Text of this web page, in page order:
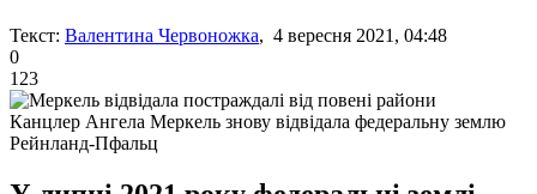
Текст: Валентина Червоножка, 4 вересня 2021, 04:48
0
123
Канцлер Ангела Меркель знову відвідала федеральну землю
Рейнланд-Пфальц